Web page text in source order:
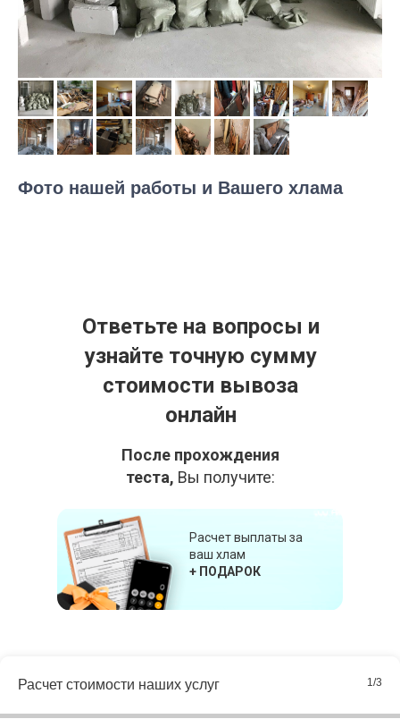
Фото нашей работы и Вашего хлама
После прохождения
теста, Вы получите:
Ответьте на вопросы и
узнайте точную сумму
стоимости вывоза
онлайн
Расчет выплаты за
ваш хлам
+ ПОДАРОК
Расчет стоимости наших услуг 1/3